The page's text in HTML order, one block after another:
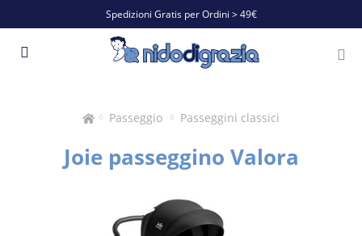
Spedizioni Gratis per Ordini > 49€
Passeggio Passeggini classici
Joie passeggino Valora